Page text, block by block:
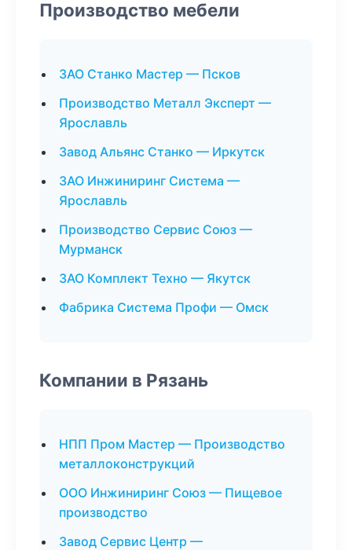
Производство мебели
ЗАО Станко Мастер — Псков
Производство Металл Эксперт —
Ярославль
Завод Альянс Станко — Иркутск
ЗАО Инжиниринг Система —
Ярославль
Производство Сервис Союз —
Мурманск
ЗАО Комплект Техно — Якутск
Фабрика Система Профи — Омск
Компании в Рязань
НПП Пром Мастер — Производство
металлоконструкций
ООО Инжиниринг Союз — Пищевое
производство
Завод Сервис Центр —